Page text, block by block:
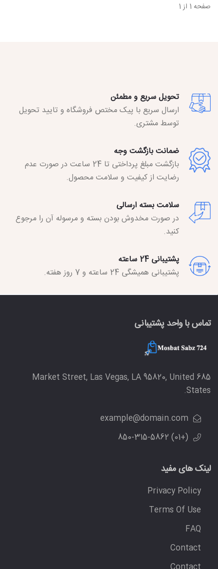
صفحه 1 از 1
تحویل سریع و مطمئن
ارسال سریع با پیک مختص فروشگاه و تایید تحویل
توسط مشتری.
ضمانت بازگشت وجه
بازگشت مبلغ پرداختی تا 24 ساعت در صورت عدم
رضایت از کیفیت و سلامت محصول.
سلامت بسته ارسالی
در صورت مخدوش بودن بسته و مرسوله آن را مرجوع
کنید.
پشتیبانی 24 ساعته
پشتیبانی همیشگی 24 ساعته و 7 روز هفته.
تماس با واحد پشتیبانی
685 Market Street, Las Vegas, LA 95820, United
States.
example@domain.com
(+01) 850-315-5862
لینک های مفید
Privacy Policy
Terms Of Use
FAQ
Contact